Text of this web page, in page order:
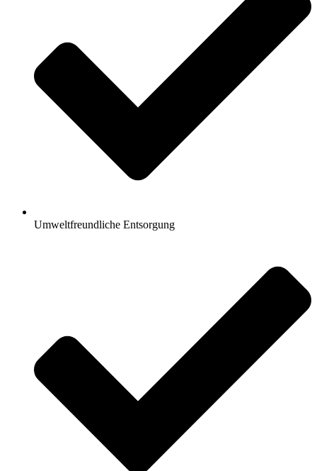
Umweltfreundliche Entsorgung